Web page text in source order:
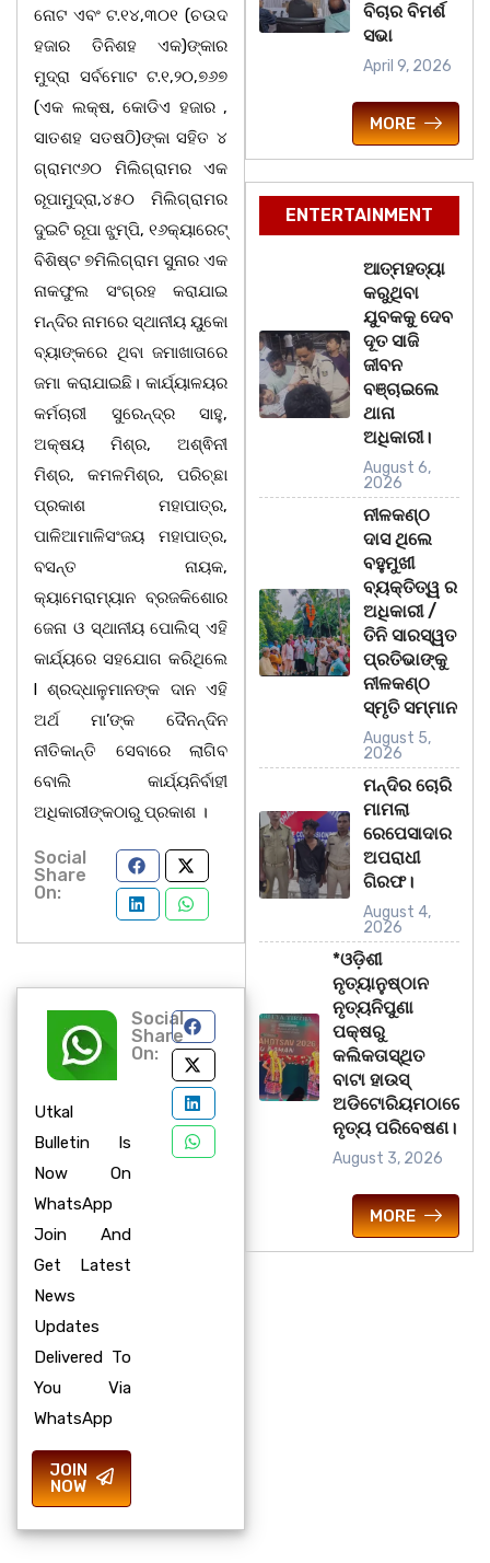
ନୋଟ ଏବଂ ଟ.୧୪,୩୦୧ (ଚଉଦ
ହଜାର ତିନିଶହ ଏକ)ଙ୍କାର
ମୁଦ୍ରା ସର୍ବମୋଟ ଟ.୧,୨୦,୭୬୭
(ଏକ ଲକ୍ଷ, କୋଡିଏ ହଜାର ,
ସାତଶହ ସତଷଠି)ଙ୍କା ସହିତ ୪
ଗ୍ରାମ୯୬୦ ମିଲିଗ୍ରାମର ଏକ
ରୂପାମୁଦ୍ରା,୪୫୦ ମିଲିଗ୍ରାମର
ଦୁଇଟି ରୂପା ଝୁମ୍ପି, ୧୬କ୍ୟାରେଟ୍
ବିଶିଷ୍ଟ ୭ମିଲିଗ୍ରାମ ସୁନାର ଏକ
ନାକଫୁଲ ସଂଗ୍ରହ କରାଯାଇ
ମନ୍ଦିର ନାମରେ ସ୍ଥାନୀୟ ୟୁକୋ
ବ୍ୟାଙ୍କରେ ଥିବା ଜମାଖାତାରେ
ଜମା କରାଯାଇଛି। କାର୍ଯ୍ୟାଳୟର
କର୍ମଚାରୀ ସୁରେନ୍ଦ୍ର ସାହୁ,
ଅକ୍ଷୟ ମିଶ୍ର, ଅଶ୍ଵିନୀ
ମିଶ୍ର, କମଳମିଶ୍ର, ପରିଚ୍ଛା
ପ୍ରକାଶ ମହାପାତ୍ର,
ପାଳିଆମାଳିସଂଜୟ ମହାପାତ୍ର,
ବସନ୍ତ ନାୟକ,
କ୍ୟାମେରାମ୍ୟାନ ବ୍ରଜକିଶୋର
ଜେନା ଓ ସ୍ଥାନୀୟ ପୋଲିସ୍ ଏହି
କାର୍ଯ୍ୟରେ ସହଯୋଗ କରିଥିଲେ
l ଶ୍ରଦ୍ଧାଳୁମାନଙ୍କ ଦାନ ଏହି
ଅର୍ଥ ମା’ଙ୍କ ଦୈନନ୍ଦିନ
ନୀତିକାନ୍ତି ସେବାରେ ଲାଗିବ
ବୋଲି କାର୍ଯ୍ୟନିର୍ବାହୀ
ଅଧିକାରୀଙ୍କଠାରୁ ପ୍ରକାଶ ।
Social
Share
On:
Utkal
Bulletin Is
Now On
WhatsApp
Join And
Get Latest
News
Updates
Delivered To
You Via
WhatsApp
JOIN
NOW
Social
Share
On:
ବିଚାର ବିମର୍ଶ
ସଭା
April 9, 2026
MORE
ENTERTAINMENT
ଆତ୍ମହତ୍ୟା
କରୁଥିବା
ଯୁବକକୁ ଦେବ
ଦୂତ ସାଜି
ଜୀବନ
ବଞ୍ଚାଇଲେ
ଥାନା
ଅଧିକାରୀ।
August 6,
2026
ନୀଳକଣ୍ଠ
ଦାସ ଥିଲେ
ବହୁମୁଖୀ
ବ୍ୟକ୍ତିତ୍ୱ ର
ଅଧିକାରୀ /
ତିନି ସାରସ୍ୱତ
ପ୍ରତିଭାଙ୍କୁ
ନୀଳକଣ୍ଠ
ସ୍ମୃତି ସମ୍ମାନ
August 5,
2026
ମନ୍ଦିର ଚୋରି
ମାମଲା
ରେପେସାଦାର
ଅପରାଧୀ
ଗିରଫ।
August 4,
2026
*ଓଡ଼ିଶୀ
ନୃତ୍ୟାନୁଷ୍ଠାନ
ନୃତ୍ୟନିପୁଣା
ପକ୍ଷରୁ
କଲିକତାସ୍ଥିତ
ବାଟା ହାଉସ୍
ଅଡିଟୋରିୟମଠାରେ
ନୃତ୍ୟ ପରିବେଷଣ।
August 3, 2026
MORE